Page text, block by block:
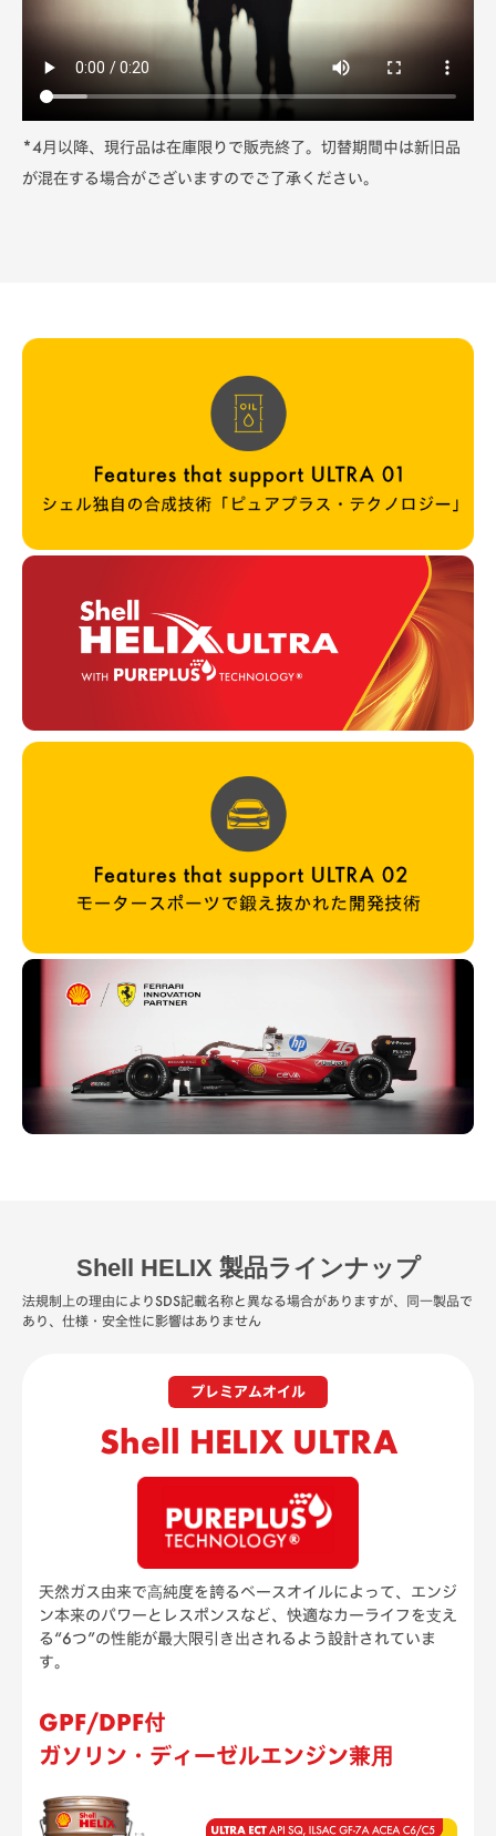
*4月以降、現行品は在庫限りで販売終了。切替期間中は新旧品
が混在する場合がございますのでご了承ください。
Shell HELIX 製品ラインナップ
法規制上の理由によりSDS記載名称と異なる場合がありますが、同一製品で
あり、仕様・安全性に影響はありません
プレミアムオイル
Shell HELIX ULTRA
天然ガス由来で⾼純度を誇るベースオイルによって、エンジ
ン本来のパワーとレスポンスなど、 快適なカーライフを⽀え
る“6つ”の性能が最⼤限引き出されるよう設計されていま
す。
GPF/DPF付
ガソリン・ディーゼルエンジン兼⽤